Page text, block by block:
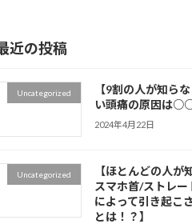
近の投稿
Uncategorized
【9割の人が知ら
い頭痛の原因は○○
2024年4月22日
Uncategorized
【ほとんどの人
スマホ首/ストレー
によって引き起こ
とは！？】